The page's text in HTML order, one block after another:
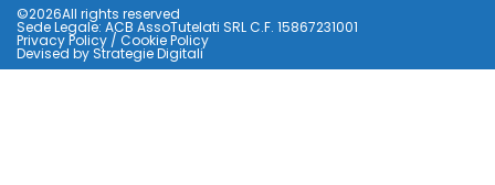
©2026All rights reserved
Sede Legale: ACB AssoTutelati SRL C.F. 15867231001
Privacy Policy / Cookie Policy
Devised by Strategie Digitali